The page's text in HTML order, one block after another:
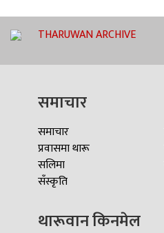
THARUWAN ARCHIVE
समाचार
समाचार
प्रवासमा थारू
सलिमा
सँस्कृति
थारूवान किनमेल